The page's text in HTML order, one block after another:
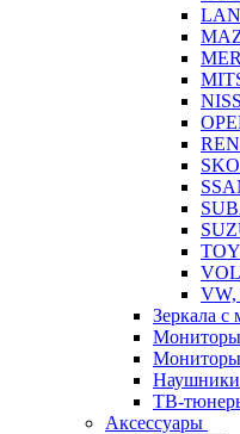
VW,
Зеркала
Мониторы
Наушники
ТВ-
Аксессуары